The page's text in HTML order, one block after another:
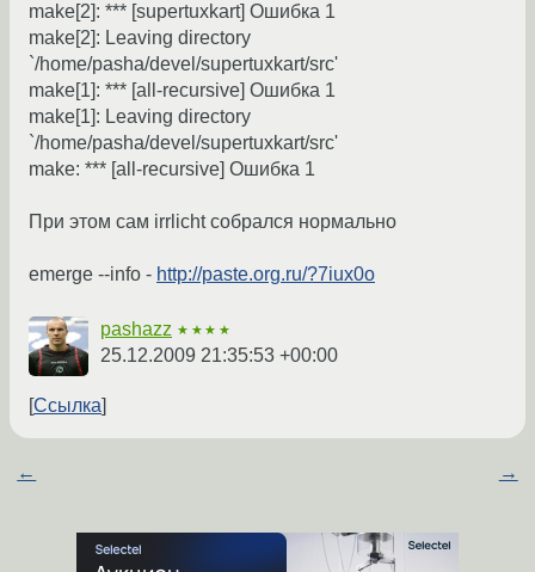
make[2]: *** [supertuxkart] Ошибка 1
make[2]: Leaving directory
`/home/pasha/devel/supertuxkart/src'
make[1]: *** [all-recursive] Ошибка 1
make[1]: Leaving directory
`/home/pasha/devel/supertuxkart/src'
make: *** [all-recursive] Ошибка 1
При этом сам irrlicht собрался нормально
emerge --info - http://paste.org.ru/?7iux0o
pashazz ★★★★
25.12.2009 21:35:53 +00:00
Ссылка
← →